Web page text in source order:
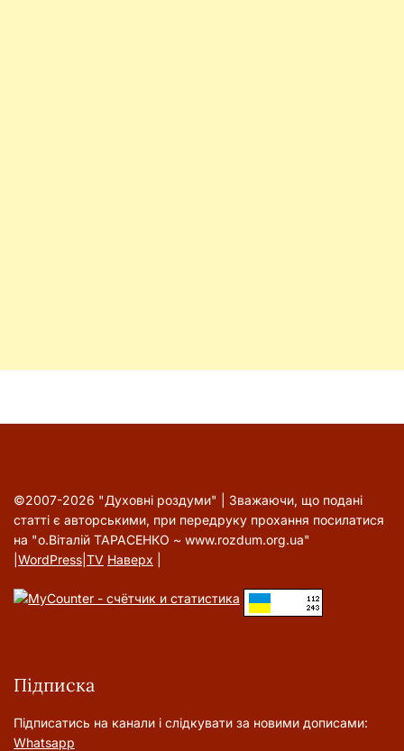
©2007-2026 "Духовні роздуми" | Зважаючи, що подані
статті є авторськими, при передруку прохання посилатися
на "о.Віталій ТАРАСЕНКО ~ www.rozdum.org.ua"
WordPress TV Наверх
Підписка
Підписатись на канали і слідкувати за новими дописами:
Whatsapp